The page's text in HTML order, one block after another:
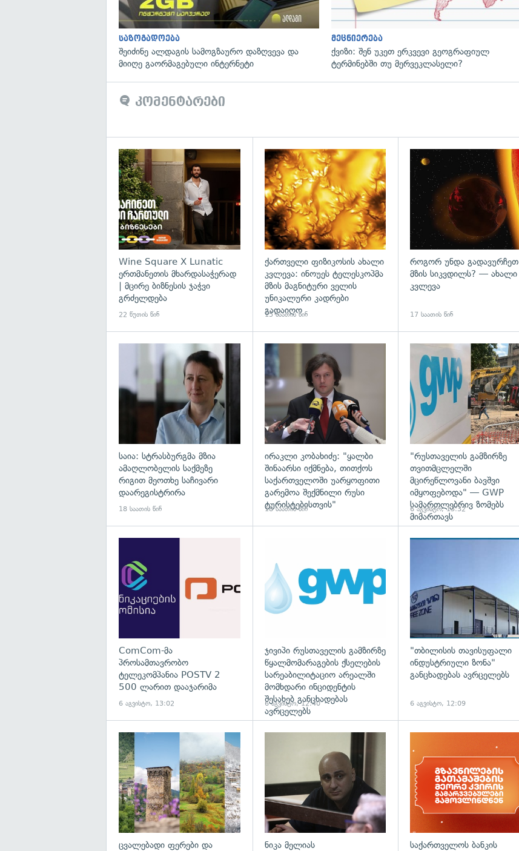
საზოგადოება
შეიძინე ალდაგის სამოგზაურო დაზღვევა და
მიიღე გაორმაგებული ინტერნეტი
მეცნიერება
ქვიზი: შენ უკეთ ერკვევი გეოგრაფიულ
ტერმინებში თუ მერვეკლასელი?
კომენტარები
Wine Square X Lunatic
ერთმანეთის მხარდასაჭერად
| მცირე ბიზნესის ჯაჭვი
გრძელდება
22 წუთის წინ
გადახედვა
ქართველი ფიზიკოსის ახალი
კვლევა: ინოუეს ტელესკოპმა
მზის მაგნიტური ველის
უნიკალური კადრები
გადაიღო
15 საათის წინ
როგორ უნდა გადავურჩეთ
მზის სიკვდილს? — ახალი
კვლევა
17 საათის წინ
გადახედვა
საია: სტრასბურგმა მზია
ამაღლობელის საქმეზე
რიგით მეოთხე საჩივარი
დაარეგისტრირა
18 საათის წინ
გადახედვა
ირაკლი კობახიძე: "ყალბი
შინაარსი იქმნება, თითქოს
საქართველოში უარყოფითი
გარემოა შექმნილი რუსი
ტურისტებისთვის"
18 საათის წინ
"რუსთაველის გამზირზე
თვითმცლელში
მცირეწლოვანი ბავშვი
იმყოფებოდა" — GWP
სამართლებრივ ზომებს
მიმართავს
6 აგვისტო, 13:32
ComCom-მა
პროსამთავრობო
ტელეკომპანია POSTV 2
500 ლარით დააჯარიმა
6 აგვისტო, 13:02
ჯივიპი რუსთაველის გამზირზე
წყალმომარაგების ქსელების
სარეაბილიტაციო არეალში
მომხდარი ინციდენტის
შესახებ განცხადებას
ავრცელებს
6 აგვისტო, 12:40
"თბილისის თავისუფალი
ინდუსტრიული ზონა"
განცხადებას ავრცელებს
6 აგვისტო, 12:09
ცვალებადი ფერები და ნიკა მელიას საქართველოს ბანკის